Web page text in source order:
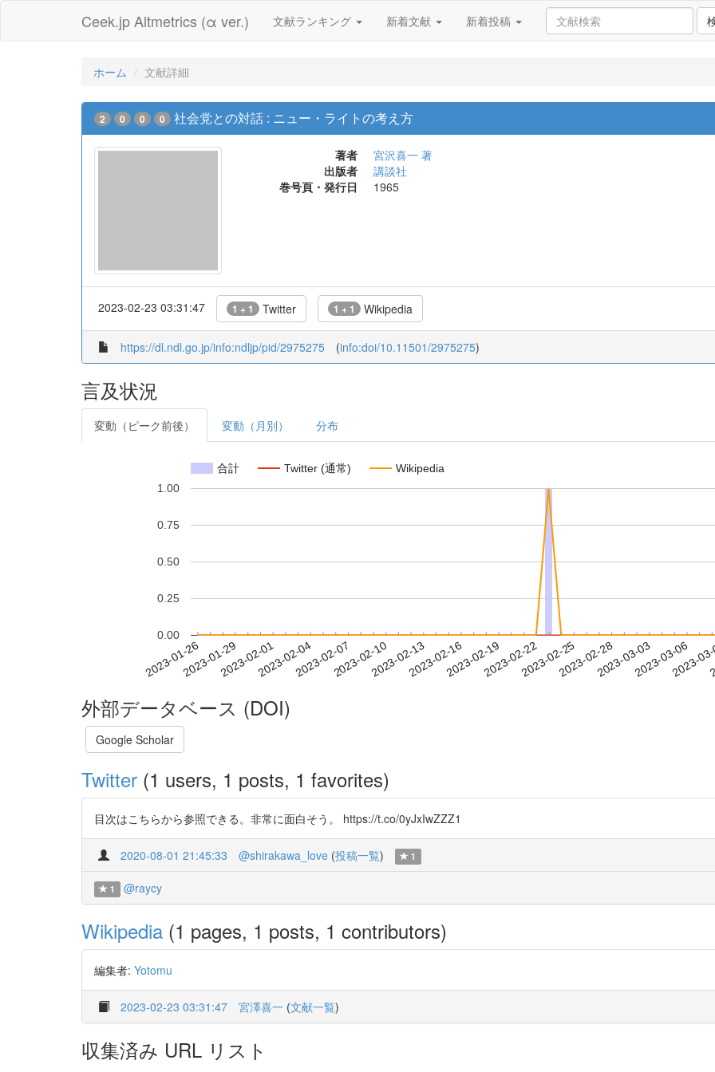
Ceek.jp Altmetrics (α ver.) 文献ランキング 新着文献 新着投稿
ホーム 文献詳細
2 0 0 0 社会党との対話 : ニュー・ライトの考え方
著者
宮沢喜一 著
出版者
講談社
巻号頁・発行日
1965
2023-02-23 03:31:47 1 + 1 Twitter 1 + 1 Wikipedia
https://dl.ndl.go.jp/info:ndljp/pid/2975275 (info:doi/10.11501/2975275)
言及状況
変動（ピーク前後） 変動（月別） 分布
合計 Twitter (通常) Wikipedia
2023-01-262023-01-292023-02-012023-02-042023-02-072023-02-102023-02-132023-02-162023-02-192023-02-222023-02-252023-02-282023-03-032023-03-06
2023-
0.00
0.25
0.50
0.75
1.00
外部データベース (DOI)
Google Scholar
Twitter (1 users, 1 posts, 1 favorites)
目次はこちらから参照できる。非常に面白そう。 https://t.co/0yJxIwZZZ1
2020-08-01 21:45:33 @shirakawa_love (投稿一覧) 1
1 @raycy
Wikipedia (1 pages, 1 posts, 1 contributors)
編集者: Yotomu
2023-02-23 03:31:47 宮澤喜一 (文献一覧)
収集済み URL リスト